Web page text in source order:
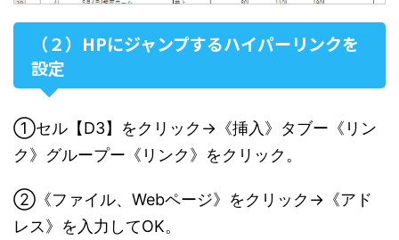
（２）HPにジャンプするハイパーリンクを
設定
①セル【D3】をクリック→《挿入》タブー《リン
ク》グループー《リンク》をクリック。
②《ファイル、Webページ》をクリック→《アド
レス》を入力してOK。